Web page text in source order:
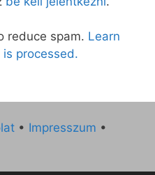
reduce spam. Learn
processed.
• Impresszum •